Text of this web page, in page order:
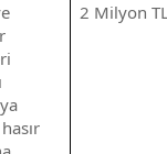
2 Milyon